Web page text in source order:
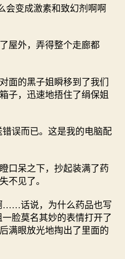
会变成激素和致幻剂啊啊
屋外，弄得整个走廊都
面的黑子姐瞬移到了我们
子，迅速地捂住了绢保姐
误而已。这是我的电脑配
口呆之下，抄起装满了药
不见了。
……话说，为什么药品也写
脸莫名其妙的表情打开了
满眼放光地掏出了里面的